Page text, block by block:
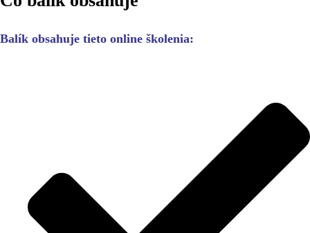
Balík obsahuje tieto online školenia: